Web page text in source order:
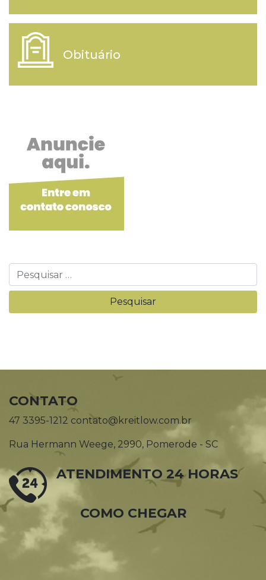
Obituário
CONTATO
47 3395-1212 contato@kreitlow.com.br
Rua Hermann Weege, 2990, Pomerode - SC
ATENDIMENTO 24 HORAS
COMO CHEGAR